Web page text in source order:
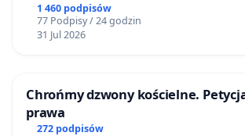
1 460 podpisów
77 Podpisy / 24 godzin
31 Jul 2026
Chrońmy dzwony kościelne.
prawa
272 podpisów